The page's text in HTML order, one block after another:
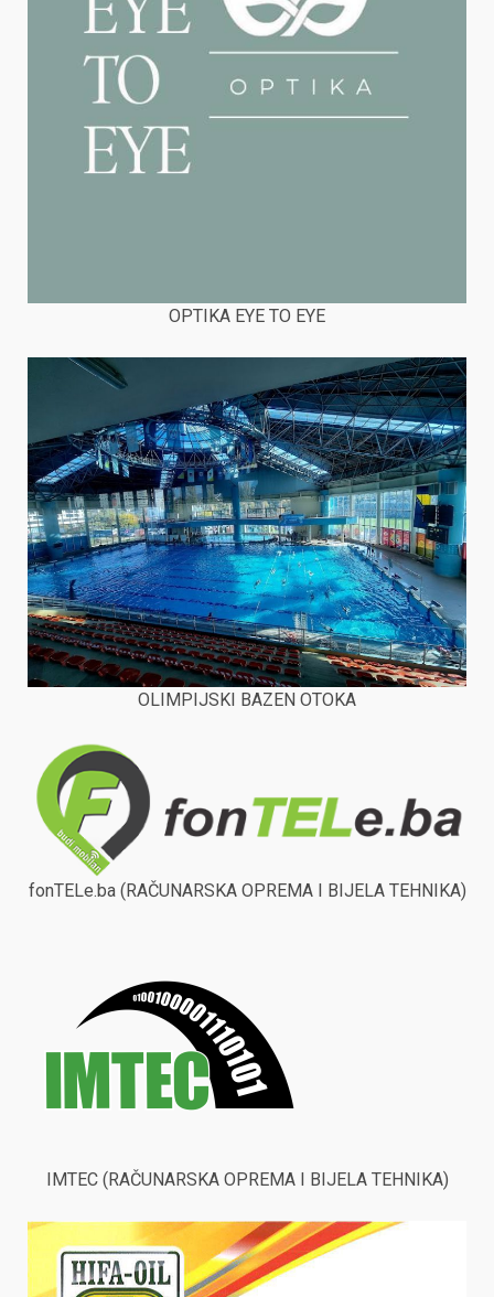
OPTIKA EYE TO EYE
OLIMPIJSKI BAZEN OTOKA
fonTELe.ba (RAČUNARSKA OPREMA I BIJELA TEHNIKA)
IMTEC (RAČUNARSKA OPREMA I BIJELA TEHNIKA)